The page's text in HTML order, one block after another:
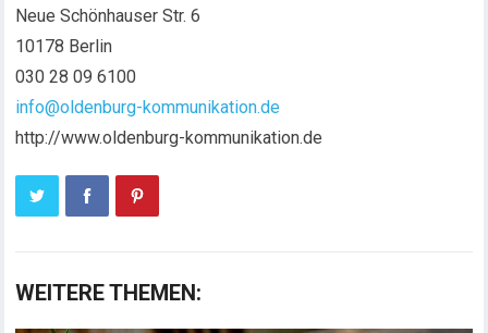
Neue Schönhauser Str. 6
10178 Berlin
030 28 09 6100
info@oldenburg-kommunikation.de
http://www.oldenburg-kommunikation.de
WEITERE THEMEN: